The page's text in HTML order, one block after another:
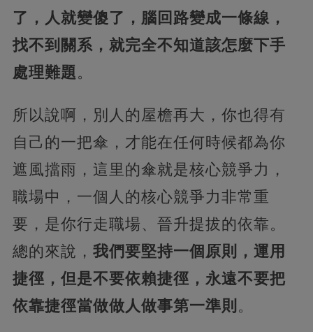
了，人就變傻了，腦回路變成一條線，
找不到關系，就完全不知道該怎麼下手
處理難題。
所以說啊，別人的屋檐再大，你也得有
自己的一把傘，才能在任何時候都為你
遮風擋雨，這里的傘就是核心競爭力，
職場中，一個人的核心競爭力非常重
要，是你行走職場、晉升提拔的依靠。
總的來說， 我們要堅持一個原則，運用
捷徑，但是不要依賴捷徑，永遠不要把
依靠捷徑當做做人做事第一準則 。